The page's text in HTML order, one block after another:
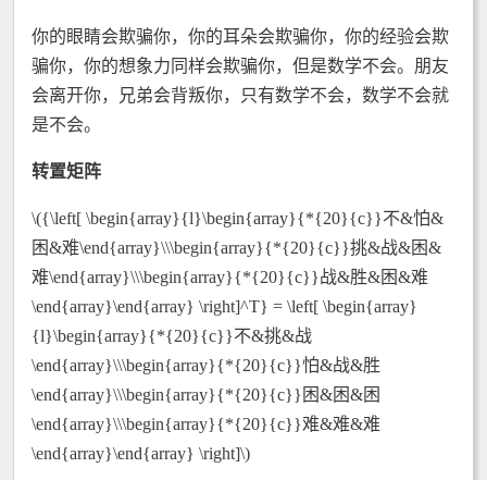
你的眼睛会欺骗你，你的耳朵会欺骗你，你的经验会欺
骗你，你的想象力同样会欺骗你，但是数学不会。朋友
会离开你，兄弟会背叛你，只有数学不会，数学不会就
是不会。
转置矩阵
\({\left[ \begin{array}{l}\begin{array}{*{20}{c}}不&怕&
困&难\end{array}\\\begin{array}{*{20}{c}}挑&战&困&
难\end{array}\\\begin{array}{*{20}{c}}战&胜&困&难
\end{array}\end{array} \right]^T} = \left[ \begin{array}
{l}\begin{array}{*{20}{c}}不&挑&战
\end{array}\\\begin{array}{*{20}{c}}怕&战&胜
\end{array}\\\begin{array}{*{20}{c}}困&困&困
\end{array}\\\begin{array}{*{20}{c}}难&难&难
\end{array}\end{array} \right]\)